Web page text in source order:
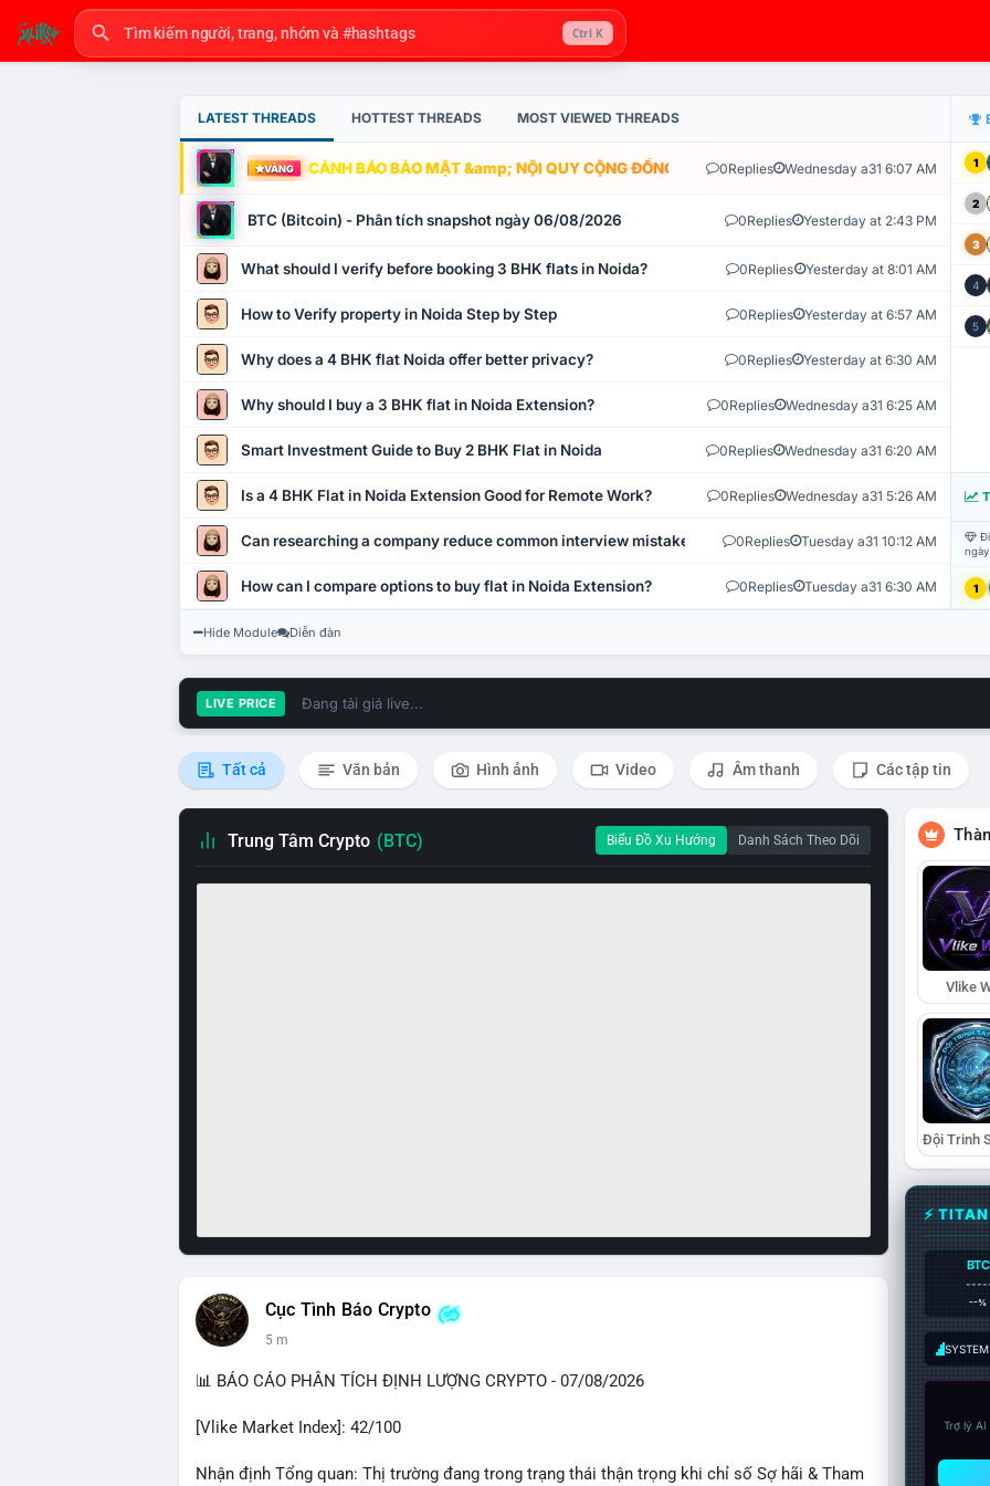
Ctrl K
LATEST THREADS HOTTEST THREADS MOST VIEWED THREADS
VÀNG CẢNH BÁO BẢO MẬT &amp; NỘI QUY CỘNG ĐỒNG VLIKE.VN: HỆ THỐNG GIÁM SÁT TỰ
0Replies Wednesday a31 6:07 AM
BTC (Bitcoin) - Phân tích snapshot ngày 06/08/2026 0Replies Yesterday at 2:43 PM
What should I verify before booking 3 BHK flats in Noida? 0Replies Yesterday at 8:01 AM
How to Verify property in Noida Step by Step 0Replies Yesterday at 6:57 AM
Why does a 4 BHK flat Noida offer better privacy? 0Replies Yesterday at 6:30 AM
Why should I buy a 3 BHK flat in Noida Extension? 0Replies Wednesday a31 6:25 AM
Smart Investment Guide to Buy 2 BHK Flat in Noida 0Replies Wednesday a31 6:20 AM
Is a 4 BHK Flat in Noida Extension Good for Remote Work? 0Replies Wednesday a31 5:26 AM
Can researching a company reduce common interview mistakes? 0Replies Tuesday a31 10:12 AM
How can I compare options to buy flat in Noida Extension? 0Replies Tuesday a31 6:30 AM
1
2
3
4
5
1
Hide Module Diễn đàn
LIVE PRICE Đang tải giá live...
Tất cả Văn bản Hình ảnh Video Âm thanh Các tập tin
Trung Tâm Crypto (BTC) Biểu Đồ Xu Hướng Danh Sách Theo Dõi
Cục Tình Báo Crypto
5 m
📊 BÁO CÁO PHÂN TÍCH ĐỊNH LƯỢNG CRYPTO - 07/08/2026
[Vlike Market Index]: 42/100
Nhận định Tổng quan: Thị trường đang trong trạng thái thận trọng khi chỉ số Sợ hãi & Tham
Vlike
⚡
BTC
--%
Trợ lý